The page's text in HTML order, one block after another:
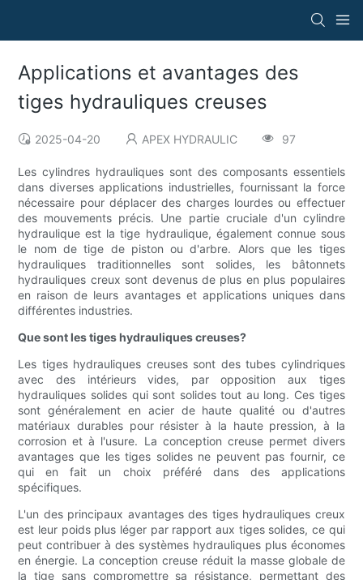
Applications et avantages des
tiges hydrauliques creuses
2025-04-20 APEX HYDRAULIC 97
Les cylindres hydrauliques sont des composants essentiels
dans diverses applications industrielles, fournissant la force
nécessaire pour déplacer des charges lourdes ou effectuer
des mouvements précis. Une partie cruciale d'un cylindre
hydraulique est la tige hydraulique, également connue sous
le nom de tige de piston ou d'arbre. Alors que les tiges
hydrauliques traditionnelles sont solides, les bâtonnets
hydrauliques creux sont devenus de plus en plus populaires
en raison de leurs avantages et applications uniques dans
différentes industries.
Que sont les tiges hydrauliques creuses?
Les tiges hydrauliques creuses sont des tubes cylindriques
avec des intérieurs vides, par opposition aux tiges
hydrauliques solides qui sont solides tout au long. Ces tiges
sont généralement en acier de haute qualité ou d'autres
matériaux durables pour résister à la haute pression, à la
corrosion et à l'usure. La conception creuse permet divers
avantages que les tiges solides ne peuvent pas fournir, ce
qui en fait un choix préféré dans des applications
spécifiques.
L'un des principaux avantages des tiges hydrauliques creux
est leur poids plus léger par rapport aux tiges solides, ce qui
peut contribuer à des systèmes hydrauliques plus économes
en énergie. La conception creuse réduit la masse globale de
la tige sans compromettre sa résistance, permettant des